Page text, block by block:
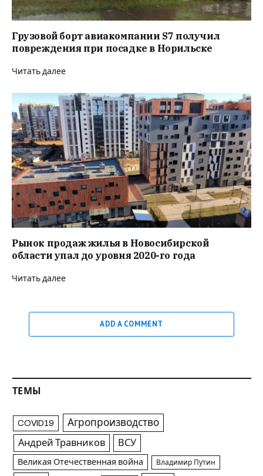
Грузовой борт авиакомпании S7 получил
повреждения при посадке в Норильске
Читать далее
Рынок продаж жилья в Новосибирской
области упал до уровня 2020-го года
Читать далее
ADD A COMMENT
ТЕМЫ
COVID19 Агропроизводство
Андрей Травников ВСУ
Великая Отечественная война Владимир Путин